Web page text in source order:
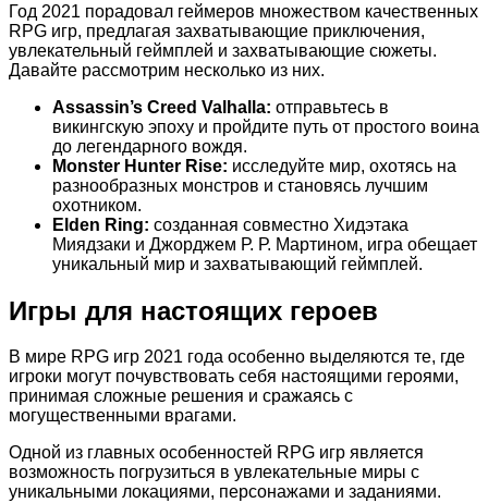
Год 2021 порадовал геймеров множеством качественных
RPG игр, предлагая захватывающие приключения,
увлекательный геймплей и захватывающие сюжеты.
Давайте рассмотрим несколько из них.
Assassin’s Creed Valhalla: отправьтесь в
викингскую эпоху и пройдите путь от простого воина
до легендарного вождя.
Monster Hunter Rise: исследуйте мир, охотясь на
разнообразных монстров и становясь лучшим
охотником.
Elden Ring: созданная совместно Хидэтака
Миядзаки и Джорджем Р. Р. Мартином, игра обещает
уникальный мир и захватывающий геймплей.
Игры для настоящих героев
В мире RPG игр 2021 года особенно выделяются те, где
игроки могут почувствовать себя настоящими героями,
принимая сложные решения и сражаясь с
могущественными врагами.
Одной из главных особенностей RPG игр является
возможность погрузиться в увлекательные миры с
уникальными локациями, персонажами и заданиями.